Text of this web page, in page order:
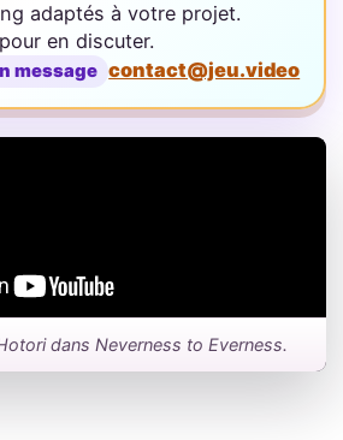
adaptés à votre projet.
en discuter.
message contact@jeu.video
dans Neverness to Everness.